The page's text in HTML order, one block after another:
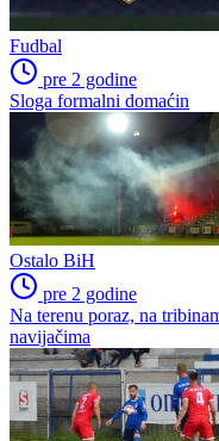
Fudbal
pre 2 godine
Sloga formalni domaćin
Ostalo BiH
pre 2 godine
Na terenu poraz, na
navijačima